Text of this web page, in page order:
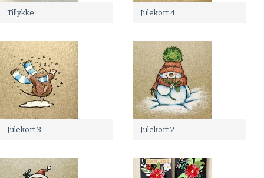
Tillykke Julekort 4
Julekort 3 Julekort 2